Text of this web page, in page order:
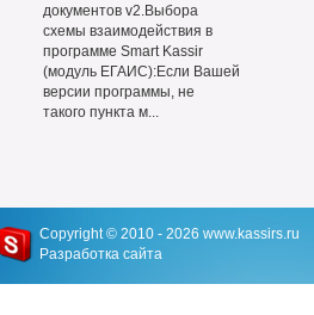
документов v2.Выбора
схемы взаимодействия в
программе Smart Kassir
(модуль ЕГАИС):Если Вашей
версии программы, не
такого пункта м...
Copyright © 2010 - 2026 www.kassirs.ru
Разработка сайта